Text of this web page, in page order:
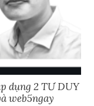
dụng 2 TƯ DUY
web5ngay